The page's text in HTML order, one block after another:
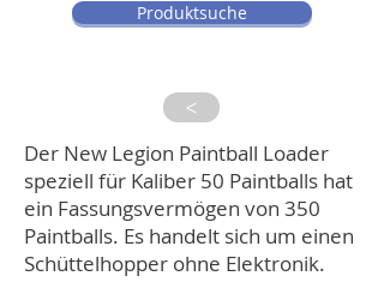
>
Produktsuche
Der New Legion Paintball Loader
speziell für Kaliber 50 Paintballs hat
ein Fassungsvermögen von 350
Paintballs. Es handelt sich um einen
Schüttelhopper ohne Elektronik.